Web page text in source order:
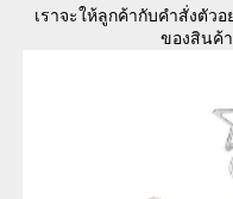
เราจะให้ลูกค้ากับคําสั่งตัว
ของสินค้